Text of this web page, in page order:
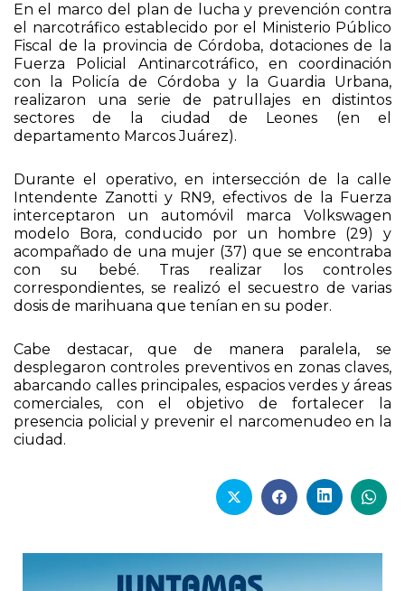
En el marco del plan de lucha y prevención contra
el narcotráfico establecido por el Ministerio Público
Fiscal de la provincia de Córdoba, dotaciones de la
Fuerza Policial Antinarcotráfico, en coordinación
con la Policía de Córdoba y la Guardia Urbana,
realizaron una serie de patrullajes en distintos
sectores de la ciudad de Leones (en el
departamento Marcos Juárez).
Durante el operativo, en intersección de la calle
Intendente Zanotti y RN9, efectivos de la Fuerza
interceptaron un automóvil marca Volkswagen
modelo Bora, conducido por un hombre (29) y
acompañado de una mujer (37) que se encontraba
con su bebé. Tras realizar los controles
correspondientes, se realizó el secuestro de varias
dosis de marihuana que tenían en su poder.
Cabe destacar, que de manera paralela, se
desplegaron controles preventivos en zonas claves,
abarcando calles principales, espacios verdes y áreas
comerciales, con el objetivo de fortalecer la
presencia policial y prevenir el narcomenudeo en la
ciudad.